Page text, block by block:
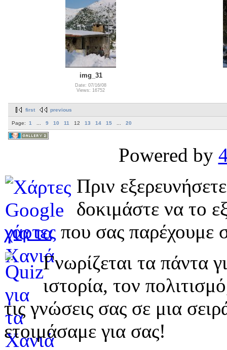
img_31
Date: 07/16/08
Views: 16752
first previous
Page: 1 9 10 11 12 13 14 15 20
Powered by
Πριν
δοκιμάστε να το
χάρτες που σας παρέχουμε
Γνωρίζεται τα πάντα
ιστορία, τον
τις γνώσεις σας σε μια
ετοιμάσαμε για σας!